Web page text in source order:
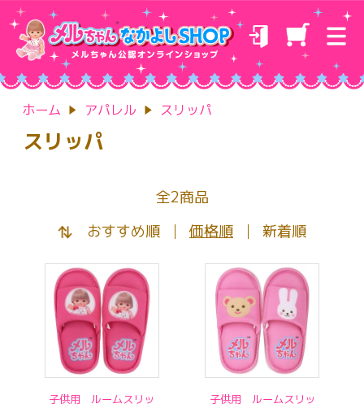
スリッパ
全2商品
おすすめ順
価格順 新着順
子供用 ルームスリッ
子供用 ルームスリッ
ホーム アパレル スリッパ